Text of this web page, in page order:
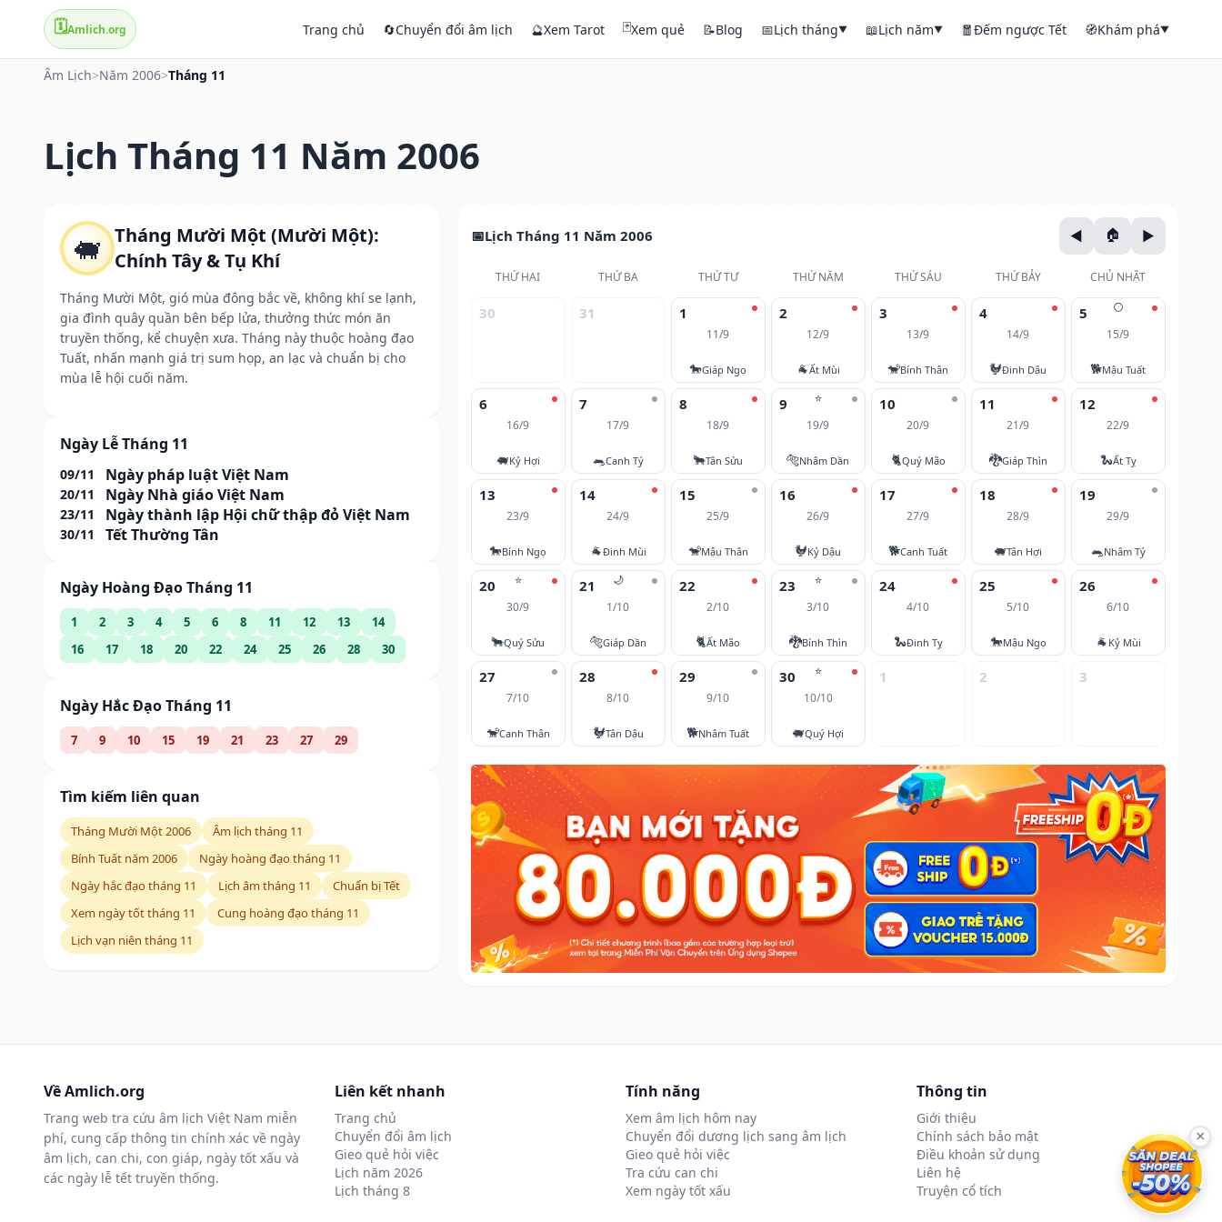
🗓️Amlich.org Trang chủ 🔄Chuyển đổi âm lịch 🔮Xem Tarot 🃏Xem quẻ 📝Blog 📅Lịch tháng▼ 📖Lịch năm▼ 🧧Đếm ngược Tết 🧭Khám phá▼
Âm Lịch>Năm 2006>Tháng 11
Lịch Tháng 11 Năm 2006
🐖 Tháng Mười Một (Mười Một):
Chính Tây & Tụ Khí
Tháng Mười Một, gió mùa đông bắc về, không khí se lạnh,
gia đình quây quần bên bếp lửa, thưởng thức món ăn
truyền thống, kể chuyện xưa. Tháng này thuộc hoàng đạo
Tuất, nhấn mạnh giá trị sum họp, an lạc và chuẩn bị cho
mùa lễ hội cuối năm.
Ngày Lễ Tháng 11
09/11 Ngày pháp luật Việt Nam
20/11 Ngày Nhà giáo Việt Nam
23/11 Ngày thành lập Hội chữ thập đỏ Việt Nam
30/11 Tết Thường Tân
Ngày Hoàng Đạo Tháng 11
1 2 3 4 5 6 8 11 12 13
14
16
17 18 20 22 24 25 26 28 30
Ngày Hắc Đạo Tháng 11
7 9 10 15 19 21 23 27 29
Tìm kiếm liên quan
Tháng Mười Một 2006
Âm lịch tháng 11
Bính Tuất năm 2006
Ngày hoàng đạo tháng 11
Ngày hắc đạo tháng 11
Lịch âm tháng 11
Chuẩn bị Tết
Xem ngày tốt tháng 11
Cung hoàng đạo tháng 11
Lịch vạn niên tháng 11
Lịch Tháng 11 Năm 2006
THỨ HAI THỨ BA THỨ TƯ THỨ NĂM THỨ SÁU THỨ BẢY CHỦ NHẬT
30 31 1
11/9
🐎Giáp Ngọ
2
12/9
🐐Ất Mùi
3
13/9
🐒Bính Thân
4
14/9
🐓Đinh Dậu
🌕
5
15/9
🐕Mậu Tuất
6
16/9
🐖Kỷ Hợi
7
17/9
🐀Canh Tý
8
18/9
🐂Tân Sửu
⭐
9
19/9
🐅Nhâm Dần
10
20/9
🐈Quý Mão
11
21/9
🐉Giáp Thìn
12
22/9
🐍Ất Tỵ
13
23/9
🐎Bính Ngọ
14
24/9
🐐Đinh Mùi
15
25/9
🐒Mậu Thân
16
26/9
🐓Kỷ Dậu
17
27/9
🐕Canh Tuất
18
28/9
🐖Tân Hợi
19
29/9
🐀Nhâm Tý
⭐
20
30/9
🐂Quý Sửu
🌙
21
1/10
🐅Giáp Dần
22
2/10
🐈Ất Mão
⭐
23
3/10
🐉Bính Thìn
24
4/10
🐍Đinh Tỵ
25
5/10
🐎Mậu Ngọ
26
6/10
🐐 Kỷ Mùi
27
7/10
🐒Canh Thân
28
8/10
🐓Tân Dậu
29
9/10
🐕Nhâm Tuất
⭐
30
10/10
🐖Quý Hợi
1 2 3
Về Amlich.org
Trang web tra cứu âm lịch Việt Nam miễn
phí, cung cấp thông tin chính xác về ngày
âm lịch, can chi, con giáp, ngày tốt xấu và
các ngày lễ tết truyền thống.
Liên kết nhanh
Trang chủ
Chuyển đổi âm lịch
Gieo quẻ hỏi việc
Lịch năm 2026
Lịch tháng 8
Tính năng
Xem âm lịch hôm nay
Chuyển đổi dương lịch sang âm lịch
Gieo quẻ hỏi việc
Tra cứu can chi
Xem ngày tốt xấu
Thông tin
Giới thiệu
Chính sách bảo mật
Điều khoản sử dụng
Liên hệ
Truyện cổ tích
×